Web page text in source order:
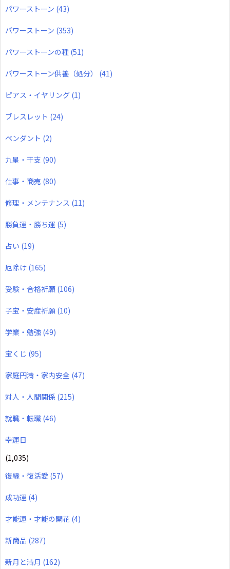
パワーストーン (43)
パワーストーン (353)
パワーストーンの種 (51)
パワーストーン供養（処分） (41)
ピアス・イヤリング (1)
ブレスレット (24)
ペンダント (2)
九星・干支 (90)
仕事・商売 (80)
修理・メンテナンス (11)
勝負運・勝ち運 (5)
占い (19)
厄除け (165)
受験・合格祈願 (106)
子宝・安産祈願 (10)
学業・勉強 (49)
宝くじ (95)
家庭円満・家内安全 (47)
対人・人間関係 (215)
就職・転職 (46)
幸運日
(1,035)
復縁・復活愛 (57)
成功運 (4)
才能運・才能の開花 (4)
新商品 (287)
新月と満月 (162)